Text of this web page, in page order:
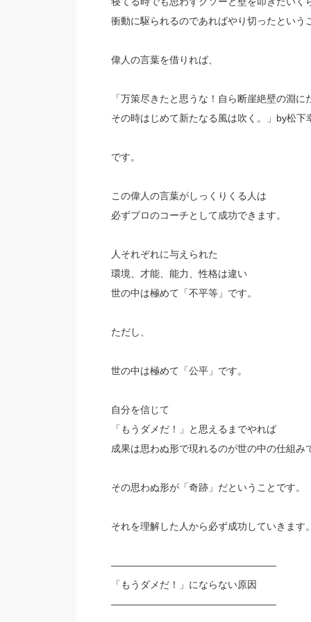
衝動に駆られるのであればやり切ったという
偉人の言葉を借りれば、
「万策尽きたと思うな！自ら断崖絶壁の淵に
その時はじめて新たなる風は吹く。」by松下
です。
この偉人の言葉がしっくりくる人は
必ずプロのコーチとして成功できます。
人それぞれに与えられた
環境、才能、能力、性格は違い
世の中は極めて「不平等」です。
ただし、
世の中は極めて「公平」です。
自分を信じて
「もうダメだ！」と思えるまでやれば
成果は思わぬ形で現れるのが世の中の仕組み
その思わぬ形が「奇跡」だということです。
それを理解した人から必ず成功していきます。
—————————————————
「もうダメだ！」にならない原因
—————————————————